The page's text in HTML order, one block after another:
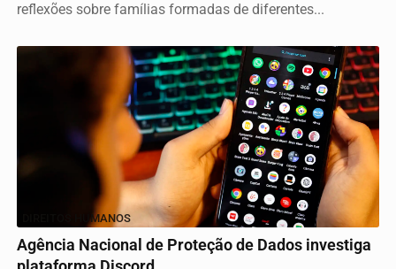
reflexões sobre famílias formadas de diferentes...
DIREITOS HUMANOS
Agência Nacional de Proteção de Dados investiga